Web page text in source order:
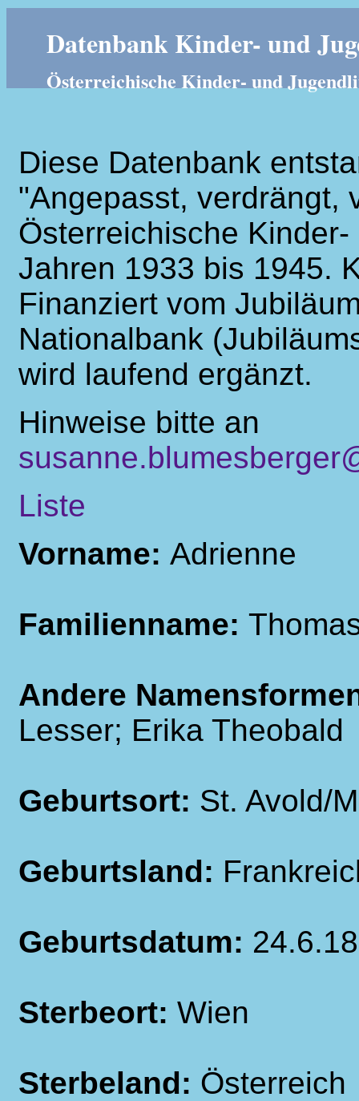
Datenbank Kinder- und
Österreichische Kinder- und
Diese Datenbank
"Angepasst, verdrängt,
Österreichische
Jahren 1933 bis 1945.
Finanziert vom
Nationalbank
wird laufend ergänzt.
Hinweise bitte an
Liste
Vorname: Adrienne
Familienname:
Andere
Lesser; Erika Theobald
Geburtsort: St. Avold/
Geburtsland:
Geburtsdatum:
Sterbeort: Wien
Sterbeland: Österreich